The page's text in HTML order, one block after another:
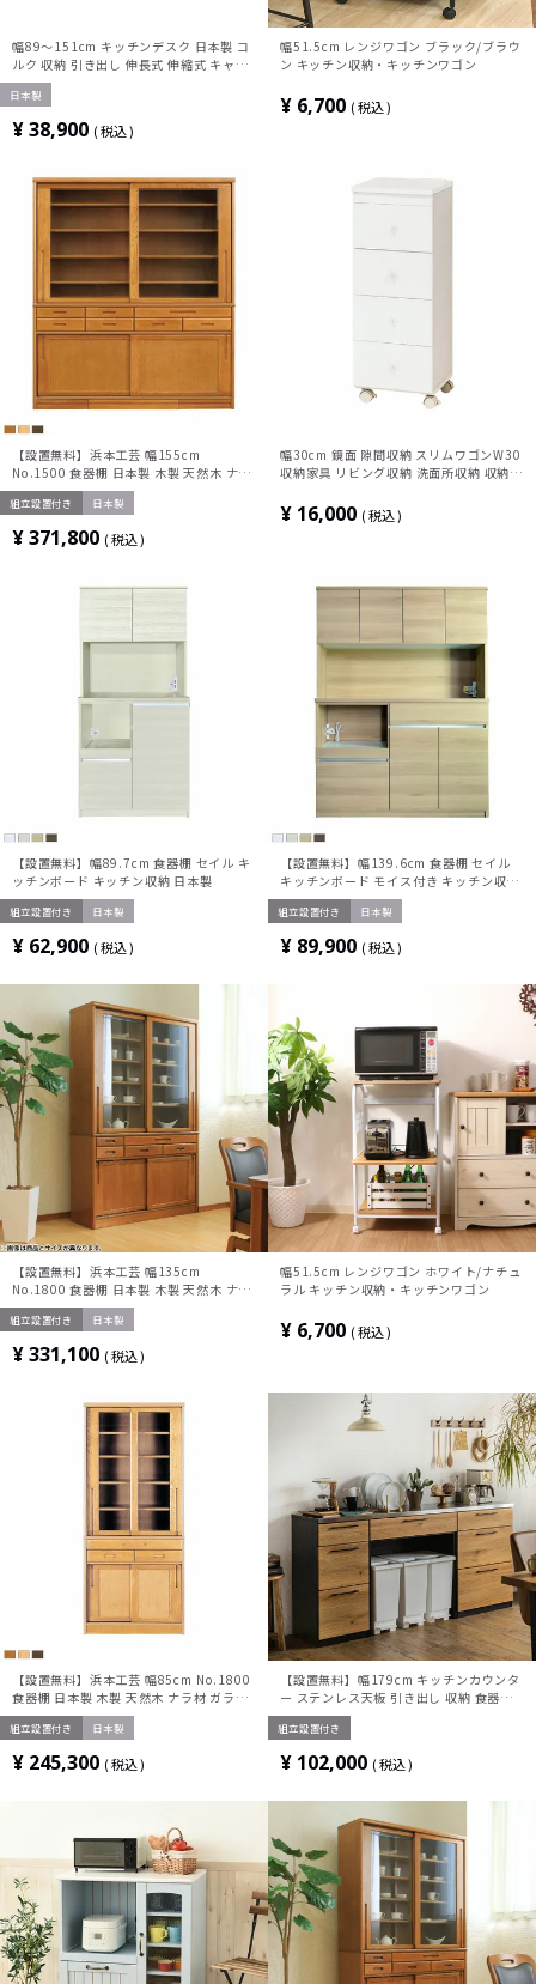
幅89～151cm キッチンデスク 日本製 コ
ルク 収納 引き出し 伸長式 伸縮式 キャス
ター付き キッチンカウンター 伸長式デス
ク デスク 間仕切り 食器棚 ワゴン 作業台
オープン棚 収納ラック
日本製
¥38,900 税込
幅51.5cm レンジワゴン ブラック/ブラウ
ン キッチン収納・キッチンワゴン
¥ 6,700 税込
【設置無料】浜本工芸 幅155cm
No.1500 食器棚 日本製 木製 天然木 ナラ
材 ガラス扉 スライドテーブル付き 引き出
し付き 収納 カップ ボード キッチンボー
ド おしゃれ ナチュラル
組立設置付き 日本製
¥371,800 税込
幅30cm 鏡面 隙間収納 スリムワゴンW30
収納家具 リビング収納 洗面所収納 収納
き スタッパー 引出収納 完成品
¥ 16,000 税込
【設置無料】幅89.7cm 食器棚 セイル キ
ッチンボード キッチン収納 日本製
組立設置付き 日本製
¥ 62,900 税込
【設置無料】幅139.6cm 食器棚 セイル
キッチンボード モイス付き キッチン収納
日本製
組立設置付き 日本製
¥ 89,900 税込
【設置無料】浜本工芸 幅135cm
No.1800 食器棚 日本製 木製 天然木 ナラ
材 ガラス扉 スライドテーブル付き 引き出
し付き 収納 カップ ボード キッチンボー
組立設置付き 日本製
¥331,100 税込
幅51.5cm レンジワゴン ホワイト/ナチュ
ラル キッチン収納・キッチンワゴン
¥ 6,700 税込
【設置無料】浜本工芸 幅85cm No.1800
食器棚 日本製 木製 天然木 ナラ材 ガラス
扉 スライドテーブル付き 引き出し付き 収
納 カップ ボード キッチンボード おしゃ
組立設置付き 日本製
¥ 245,300 税込
【設置無料】幅179cm キッチンカウンタ
ー ステンレス天板 引き出し 収納 食器棚
ゴミ箱スペース 組み換え可能 レンジ台 キ
ッチン収納 おしゃれ ウッディモダン ナチ
組立設置付き
¥ 102,000 税込